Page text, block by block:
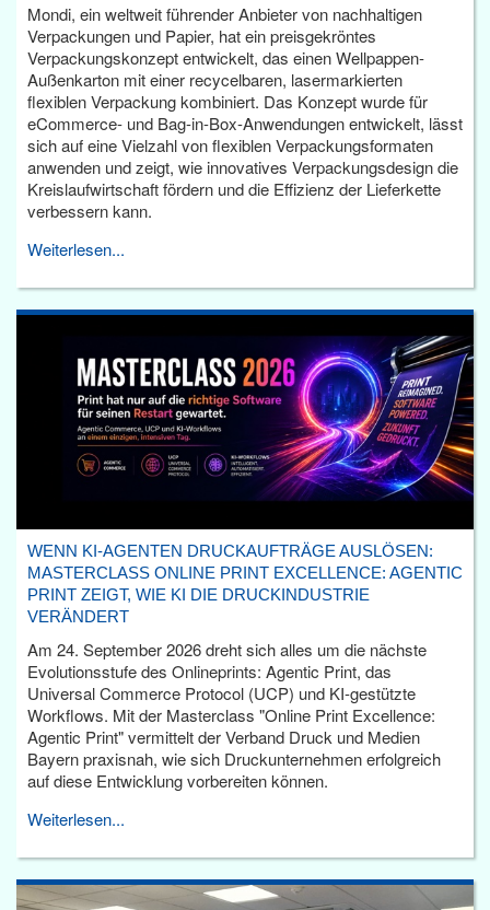
Mondi, ein weltweit führender Anbieter von nachhaltigen
Verpackungen und Papier, hat ein preisgekröntes
Verpackungskonzept entwickelt, das einen Wellpappen-
Außenkarton mit einer recycelbaren, lasermarkierten
flexiblen Verpackung kombiniert. Das Konzept wurde für
eCommerce- und Bag-in-Box-Anwendungen entwickelt, lässt
sich auf eine Vielzahl von flexiblen Verpackungsformaten
anwenden und zeigt, wie innovatives Verpackungsdesign die
Kreislaufwirtschaft fördern und die Effizienz der Lieferkette
verbessern kann.
Weiterlesen...
WENN KI-AGENTEN DRUCKAUFTRÄGE AUSLÖSEN:
MASTERCLASS ONLINE PRINT EXCELLENCE: AGENTIC
PRINT ZEIGT, WIE KI DIE DRUCKINDUSTRIE
VERÄNDERT
Am 24. September 2026 dreht sich alles um die nächste
Evolutionsstufe des Onlineprints: Agentic Print, das
Universal Commerce Protocol (UCP) und KI-gestützte
Workflows. Mit der Masterclass "Online Print Excellence:
Agentic Print" vermittelt der Verband Druck und Medien
Bayern praxisnah, wie sich Druckunternehmen erfolgreich
auf diese Entwicklung vorbereiten können.
Weiterlesen...